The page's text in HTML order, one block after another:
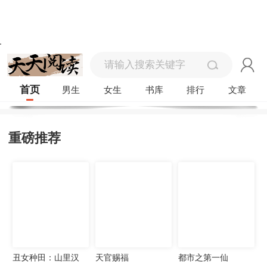
首页 男生 女生 书库 排行 文章
重磅推荐
丑女种田：山里汉 天官赐福 都市之第一仙